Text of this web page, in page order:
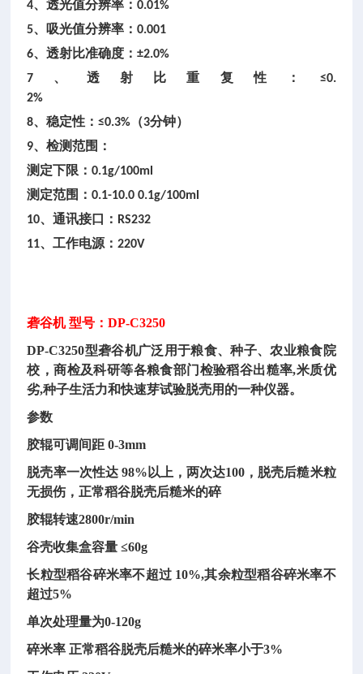
4、透光值分辨率：0.01%
5、吸光值分辨率：0.001
6、透射比准确度：±2.0%
7 、透射比重复性： ≤0.
2%
8、稳定性：≤0.3% （3分钟）
9、检测范围：
测定下限：0.1g/100ml
测定范围：0.1-10.0 0.1g/100ml
10、通讯接口： RS232
11、工作电源：220V
砻谷机 型号：DP-C3250
DP-C3250型砻谷机广泛用于粮食、种子、农业粮食院
校，商检及科研等各粮食部门检验稻谷出糙率,米质优
劣,种子生活力和快速芽试验脱壳用的一种仪器。
参数
胶辊可调间距 0-3mm
脱壳率一次性达 98%以上，两次达100，脱壳后糙米粒
无损伤，正常稻谷脱壳后糙米的碎
胶辊转速2800r/min
谷壳收集盒容量 ≤60g
长粒型稻谷碎米率不超过 10%,其余粒型稻谷碎米率不
超过5%
单次处理量为0-120g
碎米率 正常稻谷脱壳后糙米的碎米率小于3%